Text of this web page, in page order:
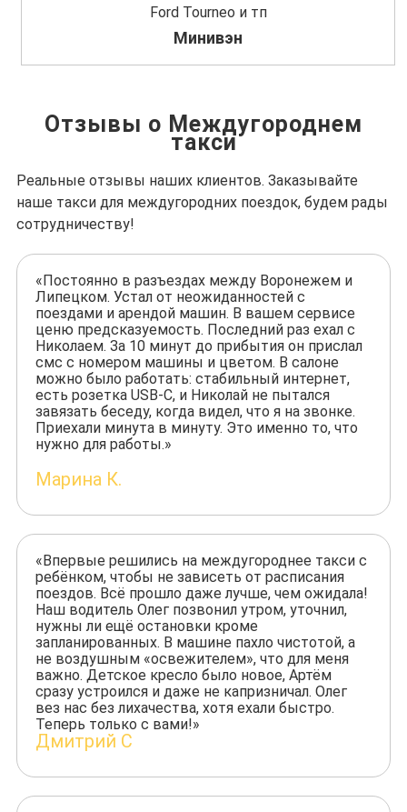
Ford Tourneo и тп
Минивэн
Отзывы о Междугороднем
такси
Реальные отзывы наших клиентов. Заказывайте
наше такси для междугородних поездок, будем рады
сотрудничеству!
«Постоянно в разъездах между Воронежем и
Липецком. Устал от неожиданностей с
поездами и арендой машин. В вашем сервисе
ценю предсказуемость. Последний раз ехал с
Николаем. За 10 минут до прибытия он прислал
смс с номером машины и цветом. В салоне
можно было работать: стабильный интернет,
есть розетка USB-C, и Николай не пытался
завязать беседу, когда видел, что я на звонке.
Приехали минута в минуту. Это именно то, что
нужно для работы.»
Марина К.
«Впервые решились на междугороднее такси с
ребёнком, чтобы не зависеть от расписания
поездов. Всё прошло даже лучше, чем ожидала!
Наш водитель Олег позвонил утром, уточнил,
нужны ли ещё остановки кроме
запланированных. В машине пахло чистотой, а
не воздушным «освежителем», что для меня
важно. Детское кресло было новое, Артём
сразу устроился и даже не капризничал. Олег
вез нас без лихачества, хотя ехали быстро.
Теперь только с вами!»
Дмитрий С